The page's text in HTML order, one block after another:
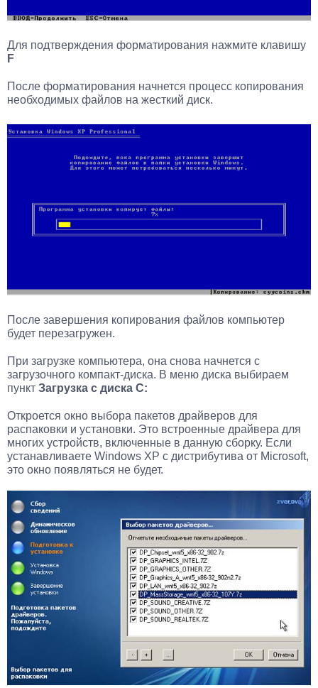
Для подтверждения форматирования нажмите клавишу
F
После форматирования начнется процесс копирования
необходимых файлов на жесткий диск.
После завершения копирования файлов компьютер
будет перезагружен.
При загрузке компьютера, она снова начнется с
загрузочного компакт-диска. В меню диска выбираем
пункт Загрузка с диска С:
Откроется окно выбора пакетов драйверов для
распаковки и установки. Это встроенные драйвера для
многих устройств, включенные в данную сборку. Если
устанавливаете Windows XP с дистрибутива от Microsoft,
это окно появляться не будет.